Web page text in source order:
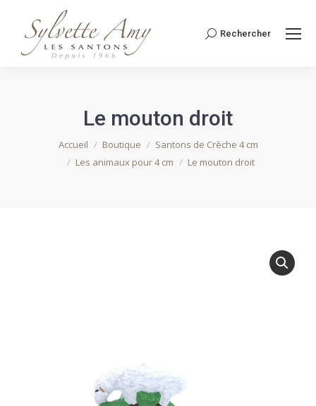
Recherche
Rechercher
Le mouton droit
Vous êtes ici :
Accueil Boutique
Santons de Crèche 4 cm
Les animaux pour 4 cm
Le mouton droit